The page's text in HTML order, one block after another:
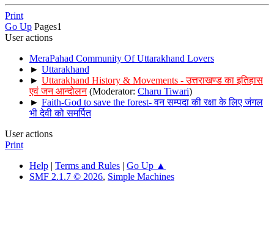
Print
Go Up Pages1
User actions
MeraPahad Community Of Uttarakhand Lovers
► Uttarakhand
► Uttarakhand History & Movements - उत्तराखण्ड का इतिहास
एवं जन आन्दोलन (Moderator: Charu Tiwari)
► Faith-God to save the forest- वन सम्पदा की रक्षा के लिए जंगल
भी देवी को समर्पित
User actions
Print
Help
Terms and Rules
Go Up ▲
SMF 2.1.7 © 2026, Simple Machines